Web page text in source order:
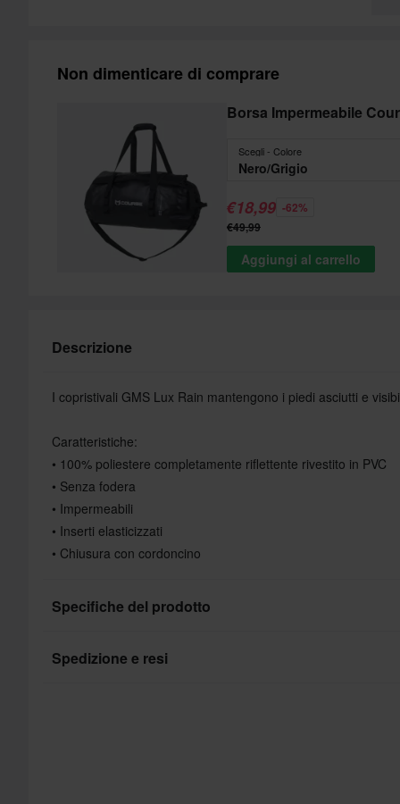
Non dimenticare di comprare
Borsa Impermeabile
Scegli - Colore
Nero/Grigio
€18,99 -62%
€49,99
Aggiungi al carrello
Descrizione
I copristivali GMS Lux Rain mantengono i piedi asciutti e
Caratteristiche:
• 100% poliestere completamente riflettente rivestito in PVC
• Senza fodera
• Impermeabili
• Inserti elasticizzati
• Chiusura con cordoncino
Specifiche del prodotto
Genere prodotto
Spedizione e resi